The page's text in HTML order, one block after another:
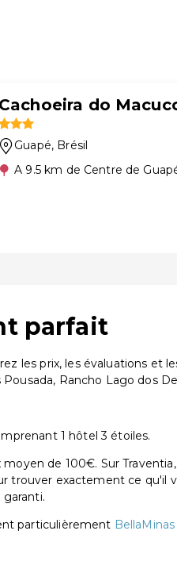
Cachoeira do
Guapé, Brésil
A 9.5 km de Centre de
parfait
les prix, les évaluations
Rancho Lago dos
1 hôtel 3 étoiles.
de 100€. Sur
exactement ce qu'il
particulièrement